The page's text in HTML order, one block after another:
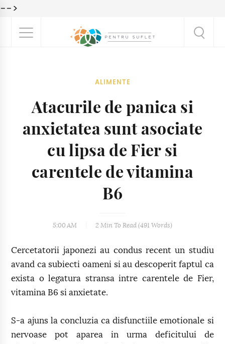
-->
ALIMENTE
Atacurile de panica si
anxietatea sunt asociate
cu lipsa de Fier si
carentele de vitamina
B6
5:00 AM 2 Min To Read (491 Words)
Cercetatorii japonezi au condus recent un studiu
avand ca subiecti oameni si au descoperit faptul ca
exista o legatura stransa intre carentele de Fier,
vitamina B6 si anxietate.
S-a ajuns la concluzia ca disfunctiile emotionale si
nervoase pot aparea in urma deficitului de